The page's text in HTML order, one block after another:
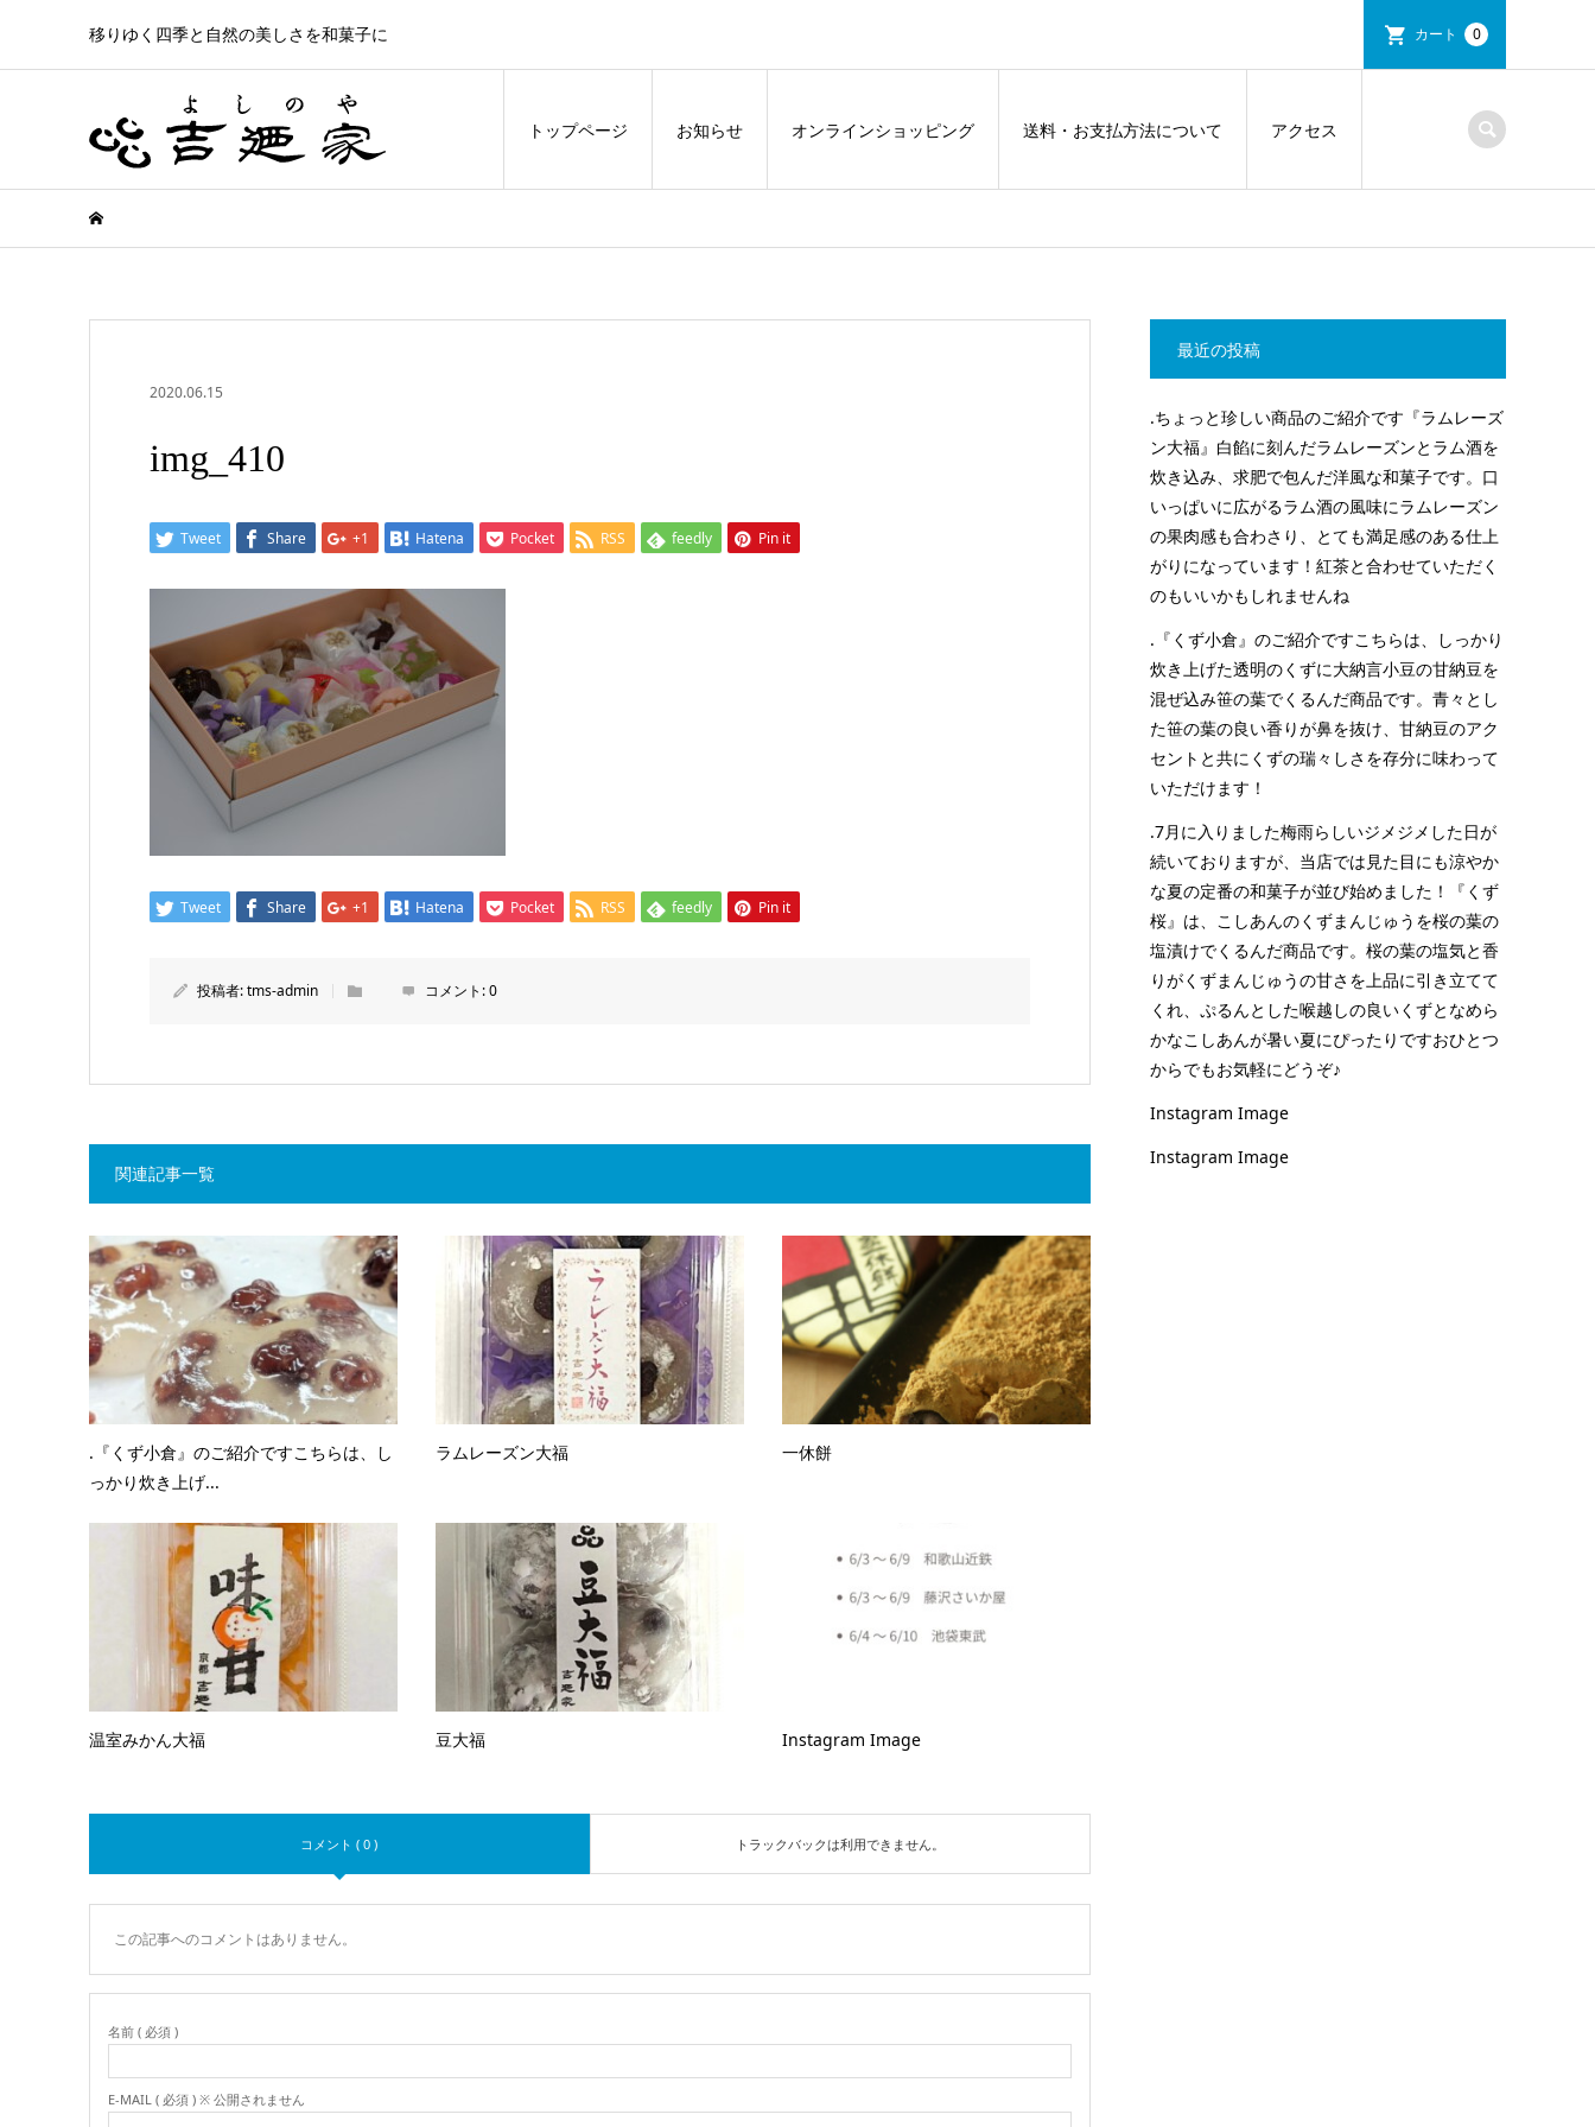
移りゆく四季と自然の美しさを和菓子に カート 0
トップページ お知らせ オンラインショッピング 送料・お支払方法について アクセス
2020.06.15
img_410
Tweet Share +1 Hatena Pocket RSS feedly Pin it
Tweet Share +1 Hatena Pocket RSS feedly Pin it
投稿者:tms-admin コメント:0
関連記事一覧
.『くず小倉』のご紹介ですこちらは、し
っかり炊き上げ...
ラムレーズン大福 一休餅
温室みかん大福 豆大福 Instagram Image
コメント ( 0 ) トラックバックは利用できません。
この記事へのコメントはありません。
名前 ( 必須 )
E-MAIL ( 必須 ) ※ 公開されません
最近の投稿
.ちょっと珍しい商品のご紹介です『ラムレーズ
ン大福』白餡に刻んだラムレーズンとラム酒を
炊き込み、求肥で包んだ洋風な和菓子です。口
いっぱいに広がるラム酒の風味にラムレーズン
の果肉感も合わさり、とても満足感のある仕上
がりになっています！紅茶と合わせていただく
のもいいかもしれませんね
.『くず小倉』のご紹介ですこちらは、しっかり
炊き上げた透明のくずに大納言小豆の甘納豆を
混ぜ込み笹の葉でくるんだ商品です。青々とし
た笹の葉の良い香りが鼻を抜け、甘納豆のアク
セントと共にくずの瑞々しさを存分に味わって
いただけます！
.7月に入りました梅雨らしいジメジメした日が
続いておりますが、当店では見た目にも涼やか
な夏の定番の和菓子が並び始めました！『くず
桜』は、こしあんのくずまんじゅうを桜の葉の
塩漬けでくるんだ商品です。桜の葉の塩気と香
りがくずまんじゅうの甘さを上品に引き立てて
くれ、ぷるんとした喉越しの良いくずとなめら
かなこしあんが暑い夏にぴったりですおひとつ
からでもお気軽にどうぞ♪
Instagram Image
Instagram Image